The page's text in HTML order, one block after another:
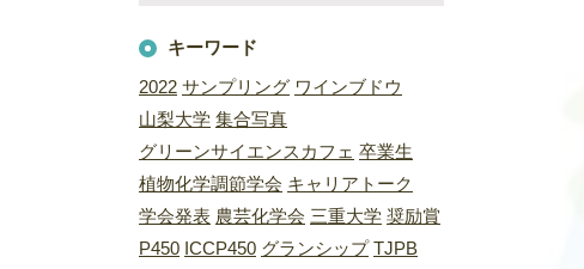
キーワード
2022 サンプリング ワインブドウ
山梨大学 集合写真
グリーンサイエンスカフェ 卒業生
植物化学調節学会 キャリアトーク
学会発表 農芸化学会 三重大学 奨励賞
P450 ICCP450 グランシップ TJPB